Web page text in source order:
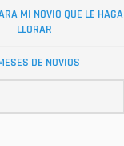
MI NOVIO QUE LE HAGA
LLORAR
DE NOVIOS